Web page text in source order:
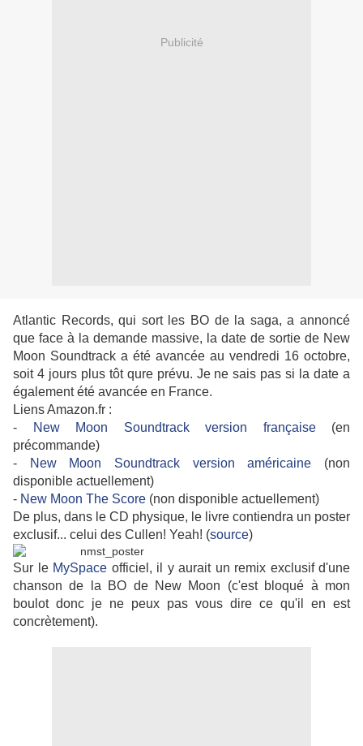
Publicité
Atlantic Records, qui sort les BO de la saga, a annoncé
que face à la demande massive, la date de sortie de New
Moon Soundtrack a été avancée au vendredi 16 octobre,
soit 4 jours plus tôt qure prévu. Je ne sais pas si la date a
également été avancée en France.
Liens Amazon.fr :
-
New Moon Soundtrack version française(en
précommande)
-
New Moon Soundtrack version américaine (non
disponible actuellement)
- New Moon The Score (non disponible actuellement)
De plus, dans le CD physique, le livre contiendra un poster
exclusif... celui des Cullen! Yeah! (source)
Sur le MySpace officiel, il y aurait un remix exclusif d'une
chanson de la BO de New Moon (c'est bloqué à mon
boulot donc je ne peux pas vous dire ce qu'il en est
concrètement).